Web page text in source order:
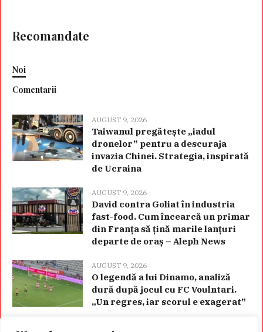
Recomandate
Noi
Comentarii
AUGUST 9, 2026
Taiwanul pregătește „iadul
dronelor” pentru a descuraja
invazia Chinei. Strategia, inspirată
de Ucraina
AUGUST 9, 2026
David contra Goliat în industria
fast-food. Cum încearcă un primar
din Franța să țină marile lanțuri
departe de oraș – Aleph News
AUGUST 9, 2026
O legendă a lui Dinamo, analiză
dură după jocul cu FC Voulntari.
„Un regres, iar scorul e exagerat”